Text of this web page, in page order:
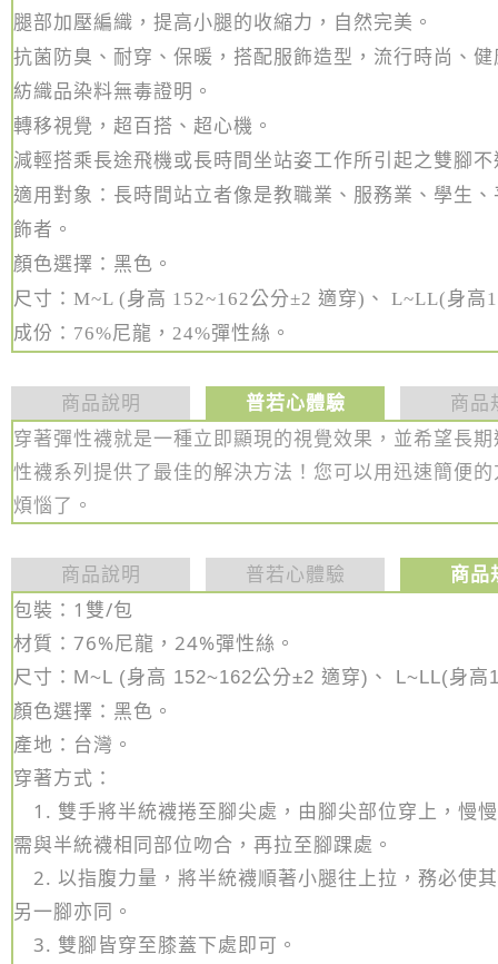
腿部加壓編織，提高小腿的收縮力，自然完美。
抗菌防臭、耐穿、保暖，搭配服飾造型，流行時尚、
紡織品染料無毒證明。
轉移視覺，超百搭、超心機。
減輕搭乘長途飛機或長時間坐站姿工作所引起之雙腳
適用對象：長時間站立者像是教職業、服務業、學生
飾者。
顏色選擇：黑色。
尺寸： M~L (身高 152~162公分±2 適穿)、 L~LL(身高
成份：76%尼龍，24%彈性絲。
商品說明 普若心體驗
商品
穿著彈性襪就是一種立即顯現的視覺效果 ，並希望長
性襪系列提供了最佳的解決方法！您可以用迅速簡便
煩惱了。
商品說明 普若心體驗
商品
包裝：1雙/包
材質：76%尼龍，24%彈性絲。
尺寸： M~L (身高 152~162公分±2 適穿)、 L~LL(身高
顏色選擇：黑色。
產地：台灣。
穿著方式：
1. 雙手將半統襪捲至腳尖處，由腳尖部位穿上，慢
需與半統襪相同部位吻合，再拉至腳踝處。
2. 以指腹力量，將半統襪順著小腿往上拉，務必使
另一腳亦同。
3. 雙腳皆穿至膝蓋下處即可。